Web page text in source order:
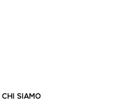
CHI SIAMO